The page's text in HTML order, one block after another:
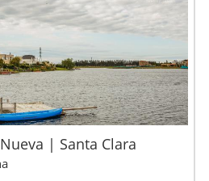
| Santa Clara